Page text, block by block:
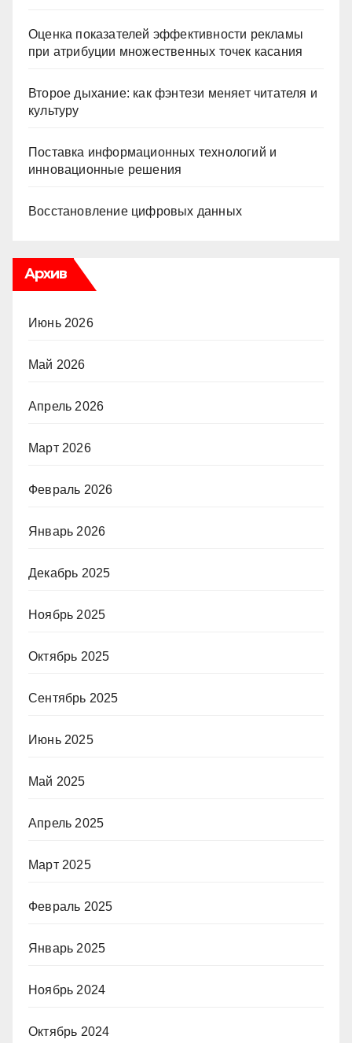
Оценка показателей эффективности рекламы
при атрибуции множественных точек касания
Второе дыхание: как фэнтези меняет читателя и
культуру
Поставка информационных технологий и
инновационные решения
Восстановление цифровых данных
Архив
Июнь 2026
Май 2026
Апрель 2026
Март 2026
Февраль 2026
Январь 2026
Декабрь 2025
Ноябрь 2025
Октябрь 2025
Сентябрь 2025
Июнь 2025
Май 2025
Апрель 2025
Март 2025
Февраль 2025
Январь 2025
Ноябрь 2024
Октябрь 2024